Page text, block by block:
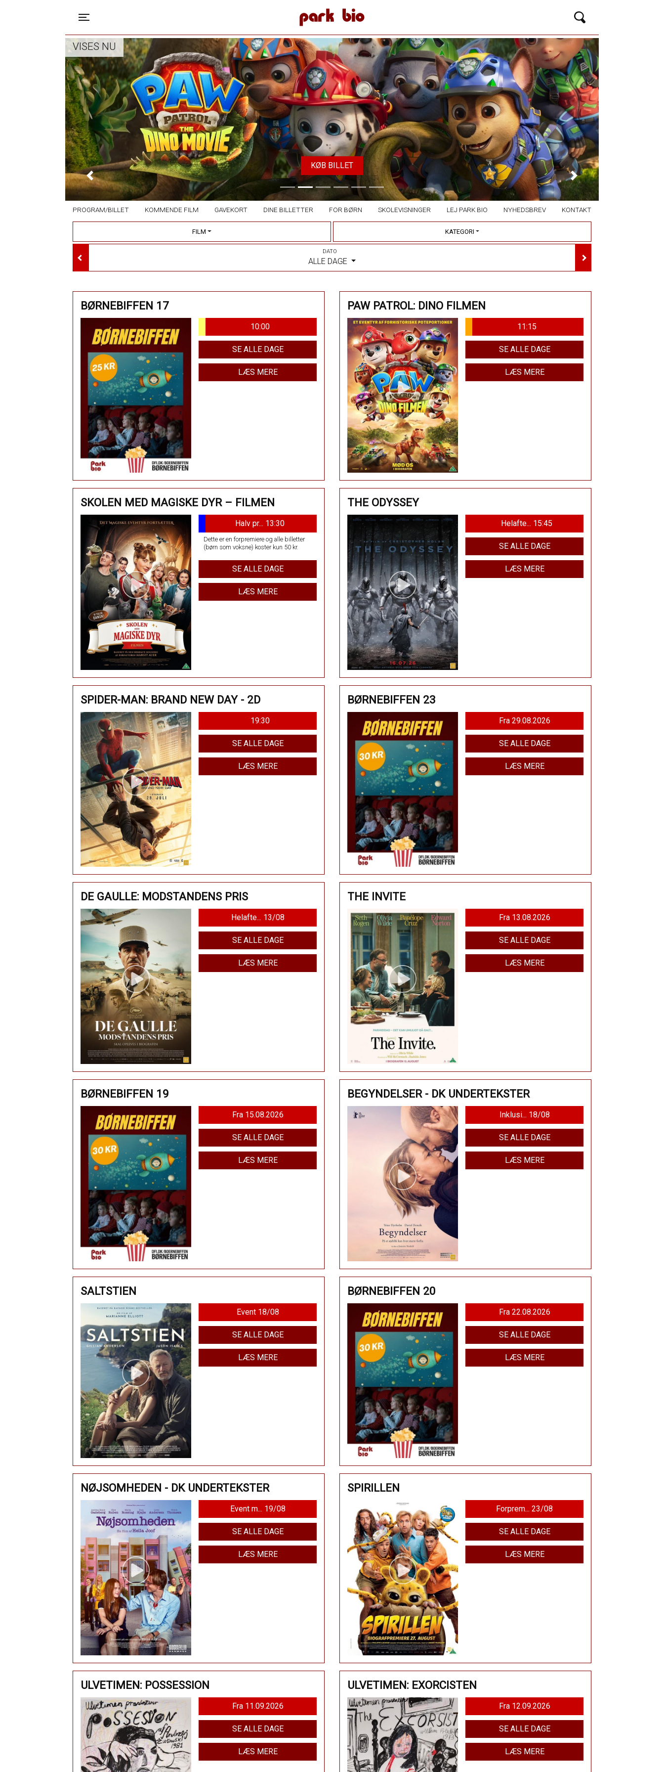
VISES NU
KØB BILLET
Previous
Next
PROGRAM/BILLET KOMMENDE FILM GAVEKORT DINE BILLETTER FOR BØRN SKOLEVISNINGER LEJ PARK BIO NYHEDSBREV KONTAKT
FILM KATEGORI
DATO
ALLE DAGE
BØRNEBIFFEN 17
10:00
SE ALLE DAGE
LÆS MERE
PAW PATROL: DINO FILMEN
11:15
SE ALLE DAGE
LÆS MERE
SKOLEN MED MAGISKE DYR – FILMEN
Halv pr... 13:30
Dette er en forpremiere og alle billetter
(børn som voksne) koster kun 50 kr.
SE ALLE DAGE
LÆS MERE
THE ODYSSEY
Helafte... 15:45
SE ALLE DAGE
LÆS MERE
SPIDER-MAN: BRAND NEW DAY - 2D
19:30
SE ALLE DAGE
LÆS MERE
BØRNEBIFFEN 23
Fra 29.08.2026
SE ALLE DAGE
LÆS MERE
DE GAULLE: MODSTANDENS PRIS
Helafte... 13/08
SE ALLE DAGE
LÆS MERE
THE INVITE
Fra 13.08.2026
SE ALLE DAGE
LÆS MERE
BØRNEBIFFEN 19
Fra 15.08.2026
SE ALLE DAGE
LÆS MERE
BEGYNDELSER - DK UNDERTEKSTER
Inklusi... 18/08
SE ALLE DAGE
LÆS MERE
SALTSTIEN
Event 18/08
SE ALLE DAGE
LÆS MERE
BØRNEBIFFEN 20
Fra 22.08.2026
SE ALLE DAGE
LÆS MERE
NØJSOMHEDEN - DK UNDERTEKSTER
Event m... 19/08
SE ALLE DAGE
LÆS MERE
SPIRILLEN
Forprem... 23/08
SE ALLE DAGE
LÆS MERE
ULVETIMEN: POSSESSION
Fra 11.09.2026
SE ALLE DAGE
LÆS MERE
ULVETIMEN: EXORCISTEN
Fra 12.09.2026
SE ALLE DAGE
LÆS MERE